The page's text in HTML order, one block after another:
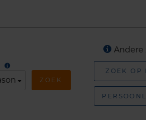
ZOEK
Andere
ZOEK OP